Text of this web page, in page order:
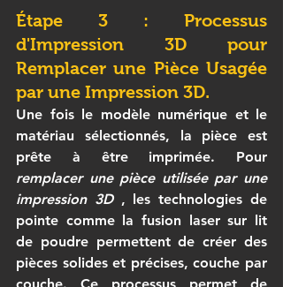
Étape 3 : Processus
Remplacer une Pièce Usagée
par une Impression 3D.
Une fois le modèle numérique et le
matériau sélectionnés, la pièce est
remplacer une pièce utilisée par une
impression 3D , les technologies de
pointe comme la fusion laser sur lit
de poudre permettent de créer des
pièces solides et précises, couche par
couche. Ce processus permet de